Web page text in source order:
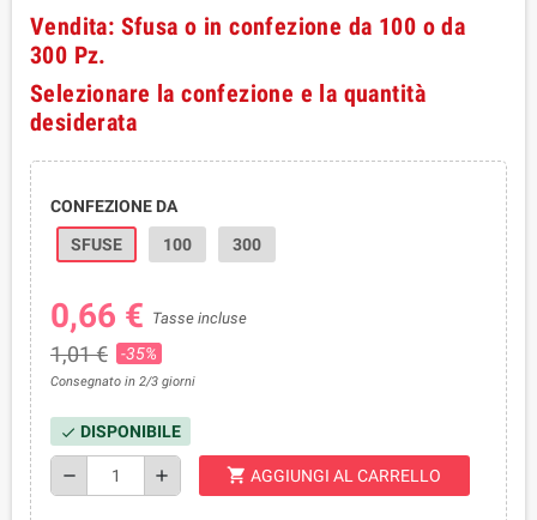
Vendita: Sfusa o in confezione da 100 o da
300 Pz.
Selezionare la confezione e la quantità
desiderata
CONFEZIONE DA
SFUSE
100 300
0,66 € Tasse incluse
1,01 € -35%
Consegnato in 2/3 giorni
check DISPONIBILE
remove add shopping_cart AGGIUNGI AL CARRELLO